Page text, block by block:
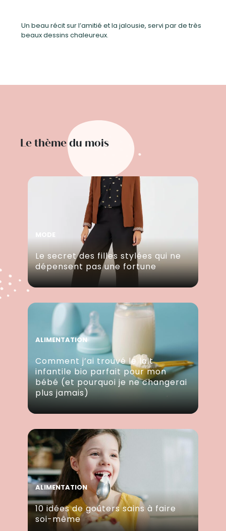
Un beau récit sur l’amitié et la jalousie, servi par de très
beaux dessins chaleureux.
Le thème du mois
Le secret des filles stylées qui ne
dépensent pas une fortune
ALIMENTATION
Comment j’ai trouvé le lait
infantile bio parfait pour mon
bébé (et pourquoi je ne changerai
plus jamais)
ALIMENTATION
10 idées de goûters sains à faire
soi-même